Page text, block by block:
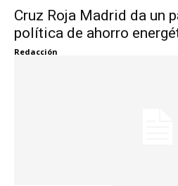
Cruz Roja Madrid da un
política de ahorro
Redacción